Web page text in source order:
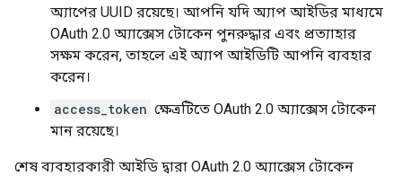
অ্যাপের UUID রয়েছে। আপনি যদি অ্যাপ আইডির মাধ্যমে
OAuth 2.0 অ্যাক্সেস টোকেন পুনরুদ্ধার এবং প্রত্যাহার
সক্ষম করেন, তাহলে এই অ্যাপ আইডিটি আপনি ব্যবহার
করেন।
access_token ক্ষেত্রটিতে OAuth 2.0 অ্যাক্সেস টোকেন
মান রয়েছে।
শেষ ব্যবহারকারী আইডি দ্বারা OAuth 2.0 অ্যাক্সেস টোকেন